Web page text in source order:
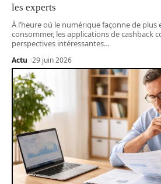
les experts
À l’heure où le numérique façonne de
consommer, les applications de cashback
perspectives intéressantes…
Actu 29 juin 2026